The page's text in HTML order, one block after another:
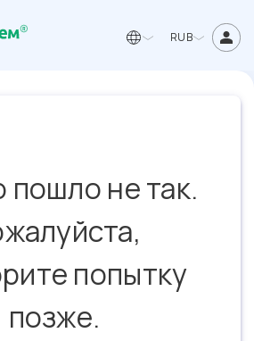
RUB
пошло не так.
попытку
позже.